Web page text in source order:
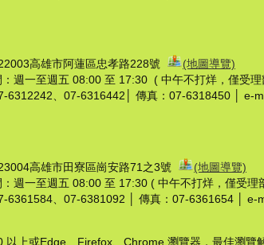
高雄市阿蓮區忠孝路228號
(地圖導覽)
：週一至週五 08:00 至 17:30 ( 中午不打烊，僅受
6312242、07-6316442│ 傳真：07-6318450 │ e-
高雄市田寮區崗安路71之3號
(地圖導覽)
：週一至週五 08:00 至 17:30 ( 中午不打烊，僅受
6361584、07-6381092 │ 傳真：07-6361654 │
以上或Edge、Firefox、Chrome 瀏覽器，最佳瀏覽